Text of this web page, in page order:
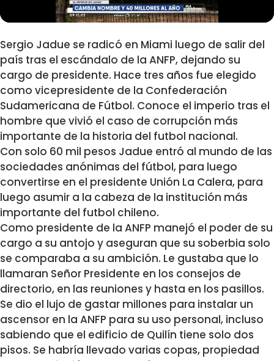
Sergio Jadue se radicó en Miami luego de salir del
país tras el escándalo de la ANFP, dejando su
cargo de presidente. Hace tres años fue elegido
como vicepresidente de la Confederación
Sudamericana de Fútbol. Conoce el imperio tras el
hombre que vivió el caso de corrupción más
importante de la historia del futbol nacional.
Con solo 60 mil pesos Jadue entró al mundo de las
sociedades anónimas del fútbol, para luego
convertirse en el presidente Unión La Calera, para
luego asumir a la cabeza de la institución más
importante del futbol chileno.
Como presidente de la ANFP manejó el poder de su
cargo a su antojo y aseguran que su soberbia solo
se comparaba a su ambición. Le gustaba que lo
llamaran Señor Presidente en los consejos de
directorio, en las reuniones y hasta en los pasillos.
Se dio el lujo de gastar millones para instalar un
ascensor en la ANFP para su uso personal, incluso
sabiendo que el edificio de Quilín tiene solo dos
pisos. Se habría llevado varias copas, propiedad